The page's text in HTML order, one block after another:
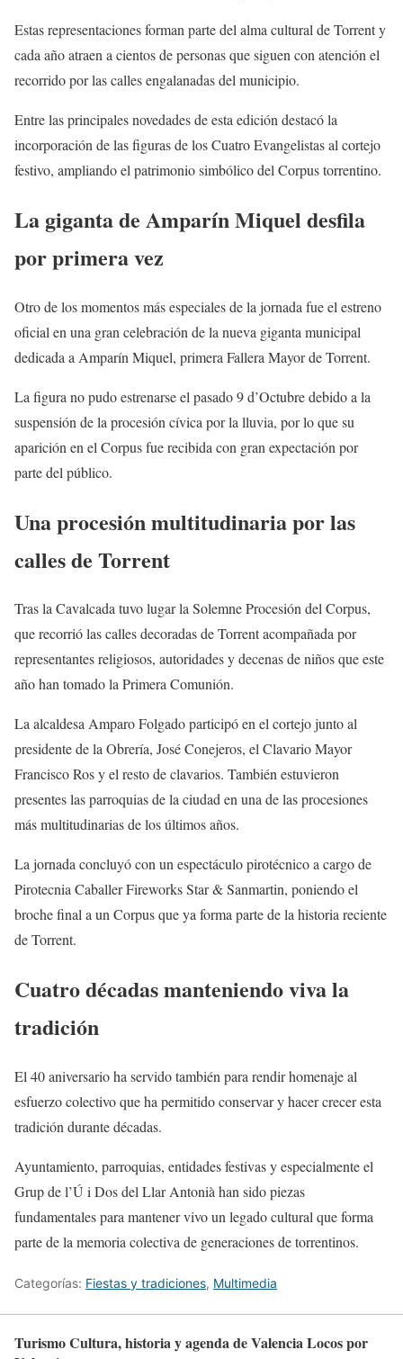
Estas representaciones forman parte del alma cultural de Torrent y
cada año atraen a cientos de personas que siguen con atención el
recorrido por las calles engalanadas del municipio.
Entre las principales novedades de esta edición destacó la
incorporación de las figuras de los Cuatro Evangelistas al cortejo
festivo, ampliando el patrimonio simbólico del Corpus torrentino.
La giganta de Amparín Miquel desfila
por primera vez
Otro de los momentos más especiales de la jornada fue el estreno
oficial en una gran celebración de la nueva giganta municipal
dedicada a Amparín Miquel, primera Fallera Mayor de Torrent.
La figura no pudo estrenarse el pasado 9 d’Octubre debido a la
suspensión de la procesión cívica por la lluvia, por lo que su
aparición en el Corpus fue recibida con gran expectación por
parte del público.
Una procesión multitudinaria por las
calles de Torrent
Tras la Cavalcada tuvo lugar la Solemne Procesión del Corpus,
que recorrió las calles decoradas de Torrent acompañada por
representantes religiosos, autoridades y decenas de niños que este
año han tomado la Primera Comunión.
La alcaldesa Amparo Folgado participó en el cortejo junto al
presidente de la Obrería, José Conejeros, el Clavario Mayor
Francisco Ros y el resto de clavarios. También estuvieron
presentes las parroquias de la ciudad en una de las procesiones
más multitudinarias de los últimos años.
La jornada concluyó con un espectáculo pirotécnico a cargo de
Pirotecnia Caballer Fireworks Star & Sanmartin, poniendo el
broche final a un Corpus que ya forma parte de la historia reciente
de Torrent.
Cuatro décadas manteniendo viva la
tradición
El 40 aniversario ha servido también para rendir homenaje al
esfuerzo colectivo que ha permitido conservar y hacer crecer esta
tradición durante décadas.
Ayuntamiento, parroquias, entidades festivas y especialmente el
Grup de l’Ú i Dos del Llar Antonià han sido piezas
fundamentales para mantener vivo un legado cultural que forma
parte de la memoria colectiva de generaciones de torrentinos.
Categorías: Fiestas y tradiciones, Multimedia
Turismo Cultura, historia y agenda de Valencia Locos por